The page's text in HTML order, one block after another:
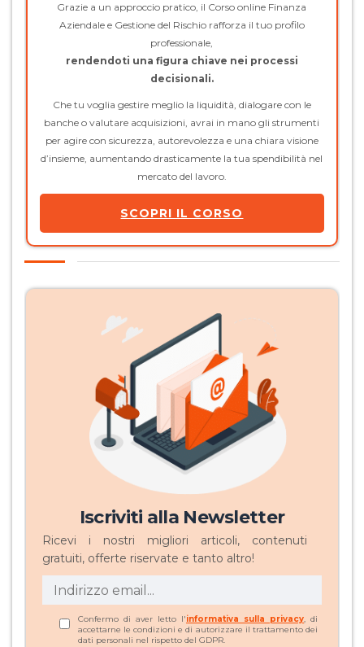
Grazie a un approccio pratico, il Corso online Finanza
Aziendale e Gestione del Rischio rafforza il tuo profilo
professionale,
rendendoti una figura chiave nei processi
decisionali.
Che tu voglia gestire meglio la liquidità, dialogare con le
banche o valutare acquisizioni, avrai in mano gli strumenti
per agire con sicurezza, autorevolezza e una chiara visione
d’insieme, aumentando drasticamente la tua spendibilità nel
mercato del lavoro.
SCOPRI IL CORSO
Iscriviti alla Newsletter
Ricevi i nostri migliori articoli, contenuti
gratuiti, offerte riservate e tanto altro!
Confermo di aver letto l'informativa sulla privacy, di
accettarne le condizioni e di autorizzare il trattamento dei
dati personali nel rispetto del GDPR.